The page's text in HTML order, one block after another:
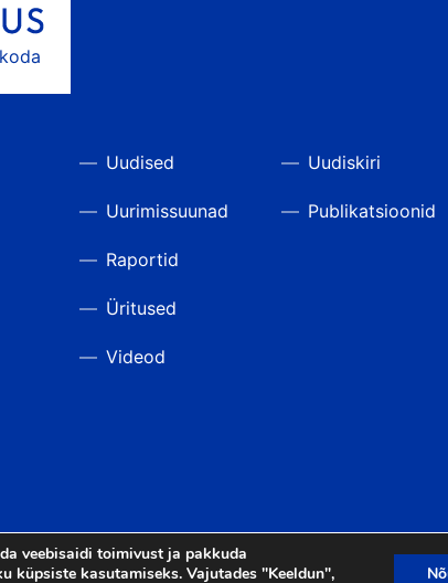
Uudised
Uurimissuunad
Raportid
Üritused
Videod
Uudiskiri
Publikatsioonid
veebisaidi toimivust ja pakkuda
küpsiste kasutamiseks. Vajutades "Keeldun",